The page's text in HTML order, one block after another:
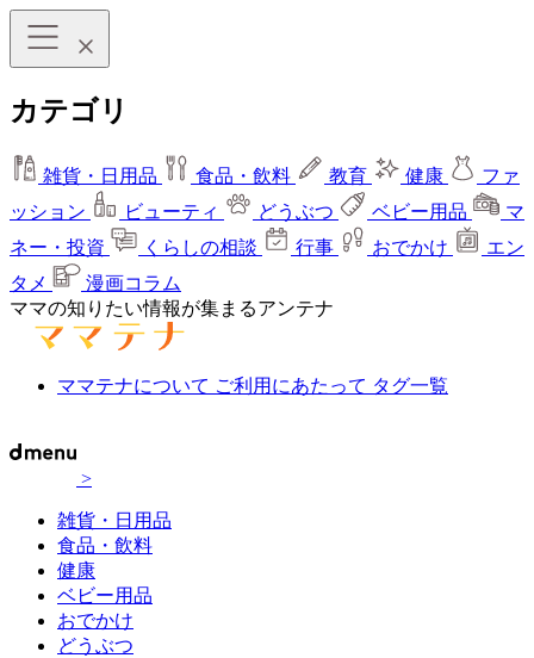
カテゴリ
雑貨・日用品 食品・飲料 教育 健康
ファ
ッション
ビューティ どうぶつ ベビー用品
マ
ネー・投資
くらしの相談 行事 おでかけ
エン
タメ
漫画コラム
ママの知りたい情報が集まるアンテナ
ママテナについて ご利用にあたって タグ一覧
>
雑貨・日用品
食品・飲料
健康
ベビー用品
おでかけ
どうぶつ